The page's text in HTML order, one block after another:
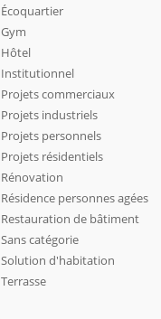
Écoquartier
Gym
Hôtel
Institutionnel
Projets commerciaux
Projets industriels
Projets personnels
Projets résidentiels
Rénovation
Résidence personnes agées
Restauration de bâtiment
Sans catégorie
Solution d'habitation
Terrasse